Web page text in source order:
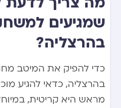
שמגיעים
בהרצליה?
כדי להפיק את המיטב
בהרצליה, כדאי להגיע
מראש היא קריטית,